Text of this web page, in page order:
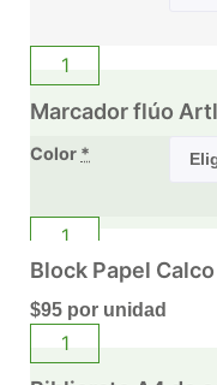
Marcador flúo
Color *
Block Papel
$95 por unidad